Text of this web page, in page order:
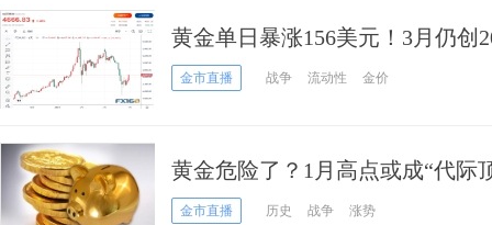
黄金单日暴涨156美元！3月仍创
糟时刻过去了吗？
金市直播 战争 流动性 金价
黄金危险了？1月高点或成“代际
年一幕
金市直播 历史 战争 涨势